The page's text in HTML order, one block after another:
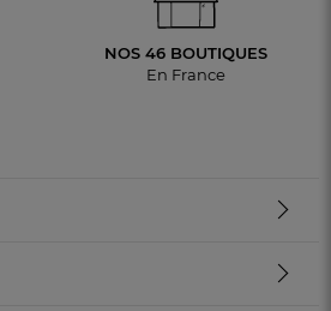
NOS 46 BOUTIQUES
En France